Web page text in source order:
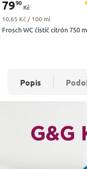
Frosch WC čistič citrón 750
7990
Kč
Měrná cena:
10,65 Kč / 100 ml
Popis